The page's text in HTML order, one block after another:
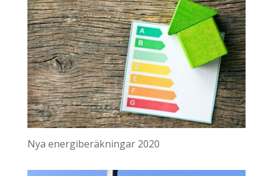
Nya energiberäkningar 2020